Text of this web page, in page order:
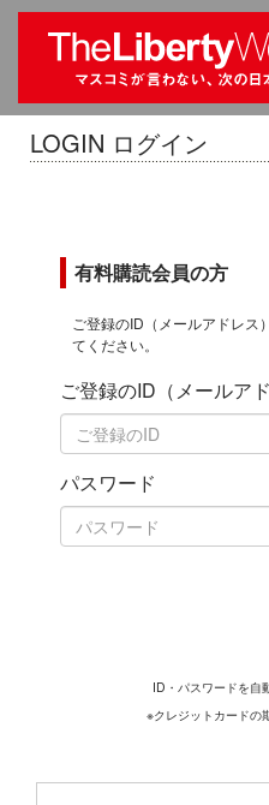
LOGIN ログイン
有料購読会員の方
ご登録のID（メールアドレス
てください。
ご登録のID（メールアド
パスワード
ID・パスワードを自
※クレジットカード